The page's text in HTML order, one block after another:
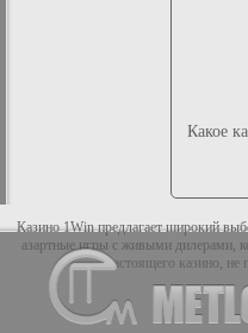
Какое
Казино 1Win предлагает широкий
азартные игры с живыми дилерами,
настоящего казино,